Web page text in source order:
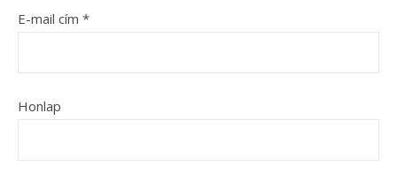
E-mail cím *
Honlap